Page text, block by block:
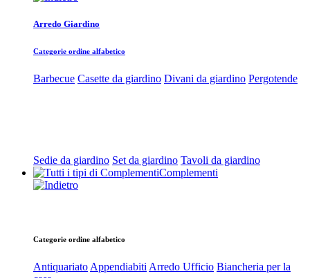
Arredo Giardino
Categorie ordine alfabetico
Barbecue Casette da giardino Divani da giardino Pergotende
Sedie da giardino Set da giardino Tavoli da giardino
Complementi
Categorie ordine alfabetico
Antiquariato Appendiabiti Arredo Ufficio Biancheria per la